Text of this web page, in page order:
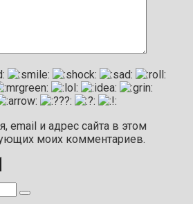
email и адрес сайта в этом
моих комментариев.